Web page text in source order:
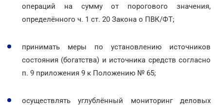
операций на сумму от порогового значения,
определённого ч. 1 ст. 20 Закона о ПВК/ФТ;
принимать меры по установлению источников
состояния (богатства) и источника средств согласно
п. 9 приложения 9 к Положению № 65;
осуществлять углублённый мониторинг деловых